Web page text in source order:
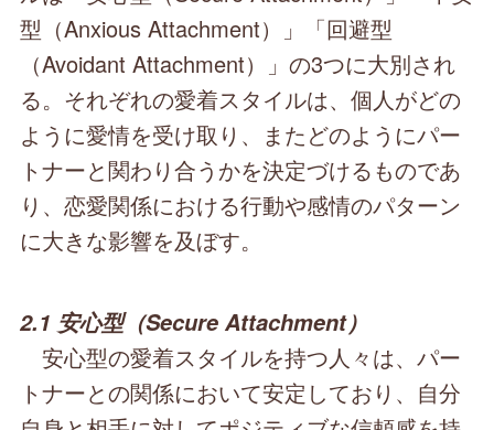
型（Anxious Attachment）」「回避型
（Avoidant Attachment）」の3つに大別され
る。それぞれの愛着スタイルは、個人がどの
ように愛情を受け取り、またどのようにパー
トナーと関わり合うかを決定づけるものであ
り、恋愛関係における行動や感情のパターン
に大きな影響を及ぼす。
2.1 安心型（Secure Attachment）
安心型の愛着スタイルを持つ人々は、パー
トナーとの関係において安定しており、自分